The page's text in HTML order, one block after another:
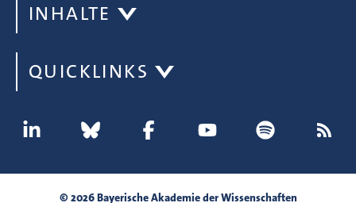
INHALTE
QUICKLINKS
© 2026 Bayerische Akademie der Wissenschaften